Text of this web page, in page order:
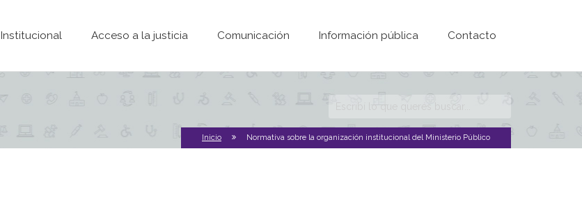
Institucional Acceso a la justicia Comunicación Información pública Contacto
Formulario de
búsqueda
Inicio Normativa sobre la organización institucional del Ministerio Público